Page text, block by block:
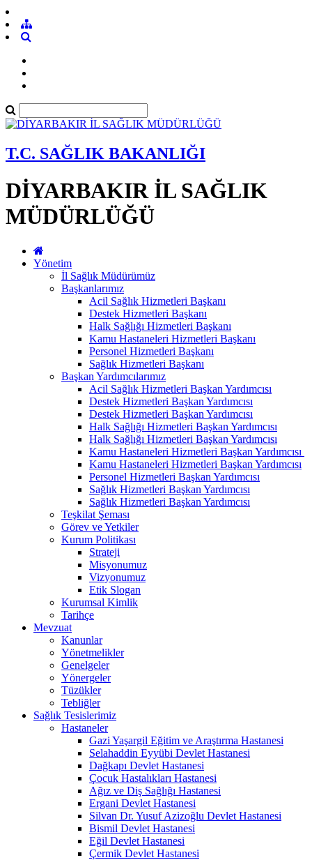
T.C. SAĞLIK BAKANLIĞI
DİYARBAKIR İL SAĞLIK
MÜDÜRLÜĞÜ
Yönetim
İl Sağlık Müdürümüz
Başkanlarımız
Acil Sağlık Hizmetleri Başkanı
Destek Hizmetleri Başkanı
Halk Sağlığı Hizmetleri Başkanı
Kamu Hastaneleri Hizmetleri Başkanı
Personel Hizmetleri Başkanı
Sağlık Hizmetleri Başkanı
Başkan Yardımcılarımız
Acil Sağlık Hizmetleri Başkan Yardımcısı
Destek Hizmetleri Başkan Yardımcısı
Destek Hizmetleri Başkan Yardımcısı
Halk Sağlığı Hizmetleri Başkan Yardımcısı
Halk Sağlığı Hizmetleri Başkan Yardımcısı
Kamu Hastaneleri Hizmetleri Başkan Yardımcısı ​
Kamu Hastaneleri Hizmetleri Başkan Yardımcısı
Personel Hizmetleri Başkan Yardımcısı
Sağlık Hizmetleri Başkan Yardımcısı
Sağlık Hizmetleri Başkan Yardımcısı
Teşkilat Şeması
Görev ve Yetkiler
Kurum Politikası
Strateji
Misyonumuz
Vizyonumuz
Etik Slogan
Kurumsal Kimlik
Tarihçe
Mevzuat
Kanunlar
Yönetmelikler
Genelgeler
Yönergeler
Tüzükler
Tebliğler
Sağlık Tesislerimiz
Hastaneler
Gazi Yaşargil Eğitim ve Araştırma Hastanesi
Selahaddin Eyyübi Devlet Hastanesi
Dağkapı Devlet Hastanesi
Çocuk Hastalıkları Hastanesi
Ağız ve Diş Sağlığı Hastanesi
Ergani Devlet Hastanesi
Silvan Dr. Yusuf Azizoğlu Devlet Hastanesi
Bismil Devlet Hastanesi
Eğil Devlet Hastanesi
Çermik Devlet Hastanesi